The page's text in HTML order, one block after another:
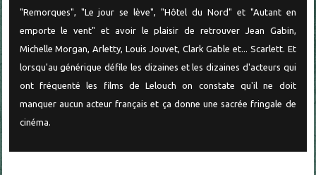
"Remorques", "Le jour se lève", "Hôtel du Nord" et "Autant en
emporte le vent" et avoir le plaisir de retrouver Jean Gabin,
Michelle Morgan, Arletty, Louis Jouvet, Clark Gable et... Scarlett. Et
lorsqu'au générique défile les dizaines et les dizaines d'acteurs qui
ont fréquenté les films de Lelouch on constate qu'il ne doit
manquer aucun acteur français et ça donne une sacrée fringale de
cinéma.